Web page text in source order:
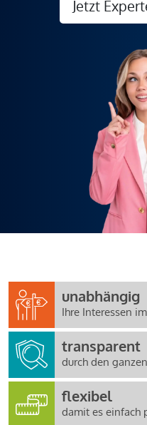
Jetzt
unabhängig
Ihre Interessen
transparent
durch den
flexibel
damit es einfach